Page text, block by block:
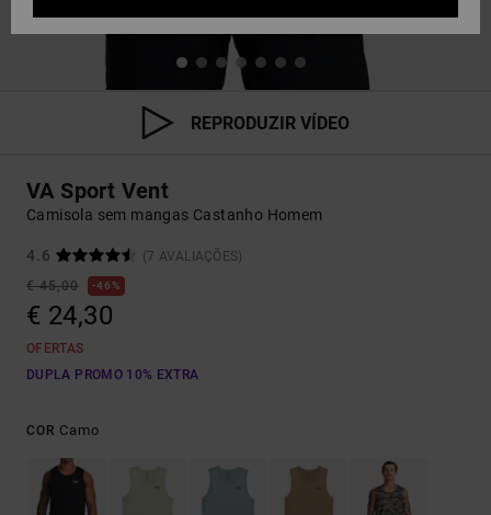
REPRODUZIR VÍDEO
VA Sport Vent
Camisola sem mangas Castanho Homem
4.6
(7 AVALIAÇÕES)
€ 45,00
46%
€ 24,30
OFERTAS
DUPLA PROMO 10% EXTRA
COR Camo